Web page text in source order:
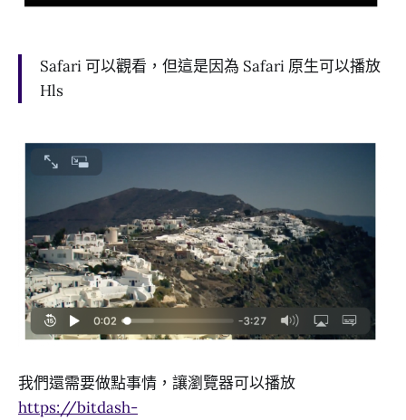
Safari 可以觀看，但這是因為 Safari 原生可以播放
Hls
我們還需要做點事情，讓瀏覽器可以播放
https://bitdash-